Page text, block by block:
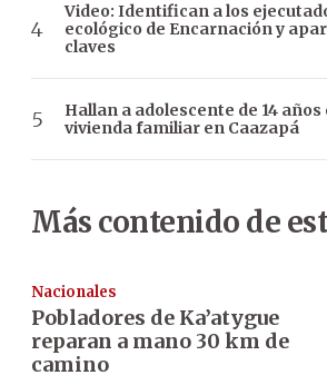
Video: Identifican a los
ecológico de Encarnación y
claves
Hallan a adolescente de 14
vivienda familiar en Caazapá
Más contenido de
Nacionales
Pobladores de Ka’atygue
reparan a mano 30 km de
camino